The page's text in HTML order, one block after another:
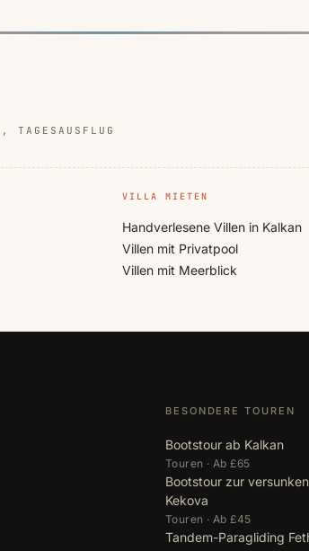
VILLA MIETEN
Handverlesene Villen in Kalkan
Villen mit Privatpool
Villen mit Meerblick
BESONDERE TOUREN
Bootstour ab Kalkan
Touren · Ab £65
Bootstour zur
Kekova
Touren · Ab £45
Tandem-Paragliding